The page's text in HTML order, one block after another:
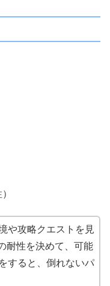
や攻略クエストを見
耐性を決めて、可能
すると、倒れないパ